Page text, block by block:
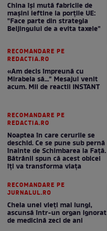
China își mută fabricile de
mașini ieftine la porțile UE:
"Face parte din strategia
Beijingului de a evita taxele"
RECOMANDARE PE
REDACTIA.RO
«Am decis împreună cu
Mirabela să..." Mesajul venit
acum. Mii de reactii INSTANT
RECOMANDARE PE
REDACTIA.RO
Noaptea în care cerurile se
deschid. Ce se pune sub pernă
înainte de Schimbarea la Față.
Bătrânii spun că acest obicei
îți va transforma viața
RECOMANDARE PE
JURNALUL.RO
Cheia unei vieți mai lungi,
ascunsă într-un organ ignorat
de medicină zeci de ani